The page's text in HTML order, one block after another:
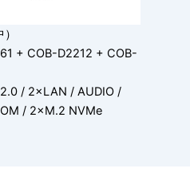
+ COB-D2212 + COB-
/ 2×LAN / AUDIO /
/ 2×M.2 NVMe